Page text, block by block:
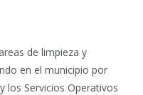
de limpieza y
en el municipio por
los Servicios Operativos